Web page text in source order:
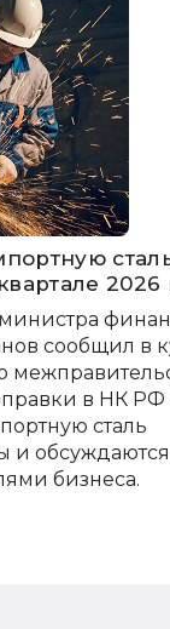
2026
сообщил в
в НК
сталь
и
бизнеса.